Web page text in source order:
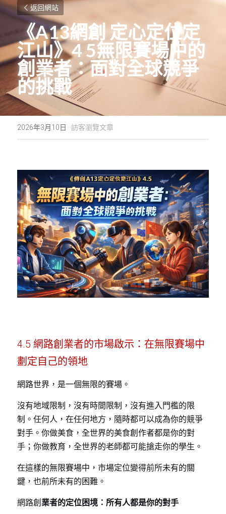
返回網站
《A13網創 定心定位定
江山》4 5無限賽場中的
創業者：面對全球競爭
的挑戰
2026年3月10日 · 訪客瀏覽文章
4.5 網路創業者的市場啟示：在無限賽場中
劃定自己的領地
網路世界，是一個無限的賽場。
沒有地域限制，沒有時間限制，沒有進入門檻的限
制。任何人，在任何地方，隨時都可以成為你的競爭
對手。你做美食，全世界的美食創作者都是你的對
手；你做教育，全世界的老師都可能搶走你的學生。
在這樣的無限賽場中，市場定位變得前所未有的關
鍵，也前所未有的困難。
網路創 業者的定位困境：所有人都是你的對手